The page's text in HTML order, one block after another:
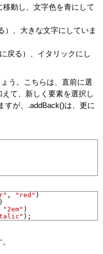
動し、文字色を青にして
、大きな文字にしていま
戻る）、イタリックにし
う。こちらは、直前に選
て、新しく要素を選択し
すが、.addBack()は、更に
, "red" )
)
"2em" )
);